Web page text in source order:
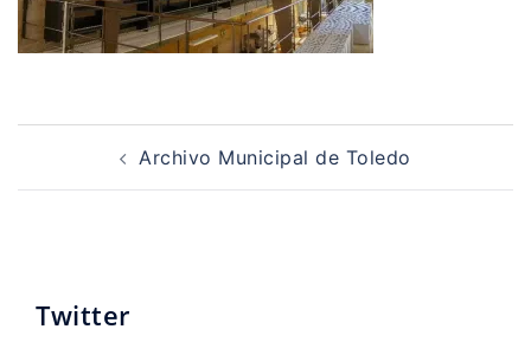
Navegación
entradas
Archivo Municipal de Toledo
Twitter